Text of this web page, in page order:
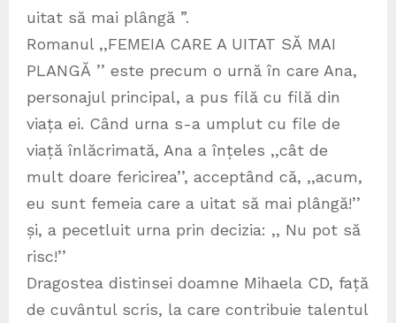
uitat să mai plângă ”.
Romanul ,,FEMEIA CARE A UITAT SĂ MAI
PLANGĂ ’’ este precum o urnă în care Ana,
personajul principal, a pus filă cu filă din
viața ei. Când urna s-a umplut cu file de
viață înlăcrimată, Ana a înțeles ,,cât de
mult doare fericirea’’, acceptând că, ,,acum,
eu sunt femeia care a uitat să mai plângă!’’
și, a pecetluit urna prin decizia: ,, Nu pot să
risc!’’
Dragostea distinsei doamne Mihaela CD, față
de cuvântul scris, la care contribuie talentul